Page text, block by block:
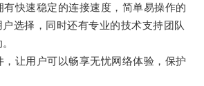
速稳定的连接速度，简单易操作的
选择，同时还有专业的技术支持团队
用户可以畅享无忧网络体验，保护